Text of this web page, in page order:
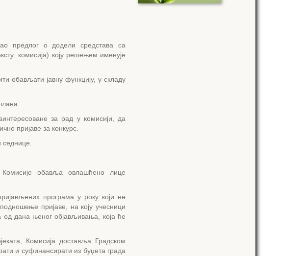
предлог о додели средстава са
комисија) коју решењем именује
обављати јавну функцију, у складу
за рад у комисији, да
пријаве за конкурс.
обавља овлашћено лице
програма у року који не
пријаве, на коју учесници
од дана њеног објављивања, која ће
Комисија доставља Градском
и суфинансирати из буџета града